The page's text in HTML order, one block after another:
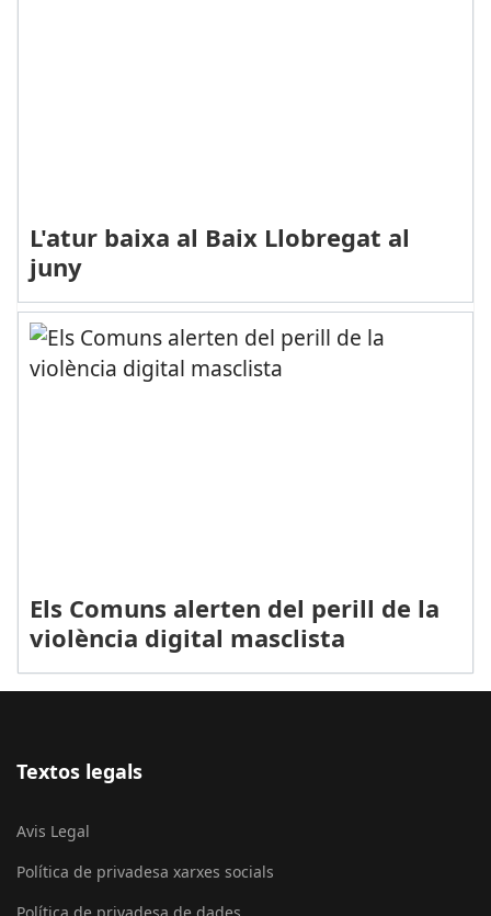
L'atur baixa al Baix Llobregat al
juny
Els Comuns alerten del perill de la
violència digital masclista
Textos legals
Avis Legal
Política de privadesa xarxes socials